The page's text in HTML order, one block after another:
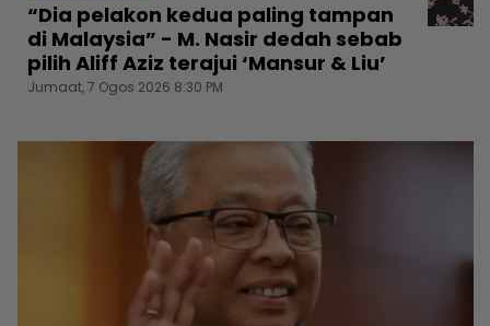
“Dia pelakon kedua paling tampan
di Malaysia” - M. Nasir dedah sebab
pilih Aliff Aziz terajui ‘Mansur & Liu’
Jumaat, 7 Ogos 2026 8:30 PM